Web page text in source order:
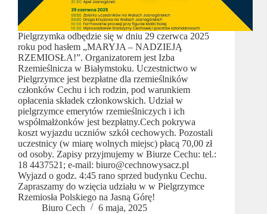
Pielgrzymka odbędzie się w dniu 29 czerwca 2025
roku pod hasłem „MARYJA – NADZIEJĄ
RZEMIOSŁA!”. Organizatorem jest Izba
Rzemieślnicza w Białymstoku. Uczestnictwo w
Pielgrzymce jest bezpłatne dla rzemieślników
członków Cechu i ich rodzin, pod warunkiem
opłacenia składek członkowskich. Udział w
pielgrzymce emerytów rzemieślniczych i ich
współmałżonków jest bezpłatny.Cech pokrywa
koszt wyjazdu uczniów szkół cechowych. Pozostali
uczestnicy (w miarę wolnych miejsc) płacą 70,00 zł
od osoby. Zapisy przyjmujemy w Biurze Cechu: tel.:
18 4437521; e-mail: biuro@cechnowysacz.pl
Wyjazd o godz. 4:45 rano sprzed budynku Cechu.
Zapraszamy do wzięcia udziału w w Pielgrzymce
Rzemiosła Polskiego na Jasną Górę!
Biuro Cech
6 maja, 2025